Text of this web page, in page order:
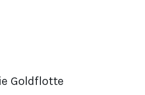
Goldflotte